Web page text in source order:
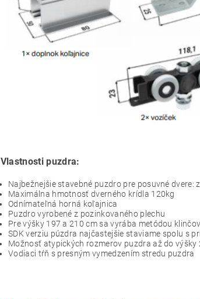
Vlastnosti puzdra:
Najbežnejšie stavebné puzdro pre posuvné dvere:
Maximálna hmotnosť dverného krídla 120kg
Odnímateľná horná koľajnica
Puzdro vyrobené z pozinkovaného plechu
Pre výšky 197 a 210 cm sa vyrába metódou
SDK verziu púzdra najčastejšie staviame spolu s
Možnosť atypických rozmerov puzdra až do výšky
Vodiaci tŕň s presným vymedzením stredu puzdra